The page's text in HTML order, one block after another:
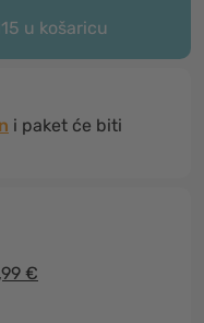
u košaricu
i paket će biti
€